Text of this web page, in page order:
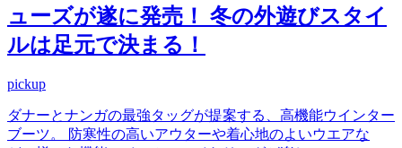
ューズが遂に発売！ 冬の外遊びスタイ
ルは足元で決まる！
pickup
ダナーとナンガの最強タッグが提案する、高機能ウインター
ブーツ。 防寒性の高いアウターや着心地のよいウエアな